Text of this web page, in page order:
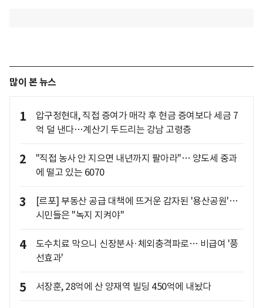
많이 본 뉴스
1
압구정현대, 직접 증여가 매각 후 현금 증여보다 세금 7
억 덜 낸다…계산기 두드리는 강남 고령층
2
"직접 농사 안 지으면 내년까지 팔아라"… 양도세 중과
에 떨고 있는 6070
3
[르포] 부동산 공급 대책에 뜨거운 감자된 '용산공원'…
시민들은 "녹지 지켜야"
4
도수치료 막으니 신장분사·체외충격파로… 비급여 '풍
선효과'
5 서장훈, 28억에 산 양재역 빌딩 450억에 내놨다